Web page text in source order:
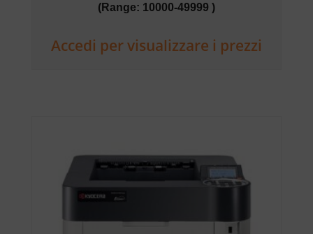
(Range: 10000-49999 )
Accedi per visualizzare i prezzi